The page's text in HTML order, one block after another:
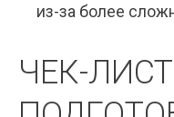
из-за более
ЧЕК-